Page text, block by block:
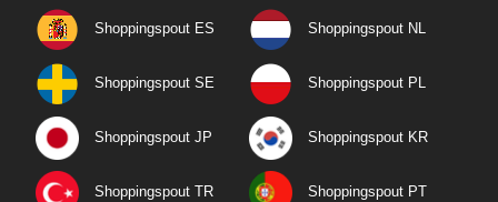
Shoppingspout ES Shoppingspout NL
Shoppingspout SE Shoppingspout PL
Shoppingspout JP Shoppingspout KR
Shoppingspout TR Shoppingspout PT